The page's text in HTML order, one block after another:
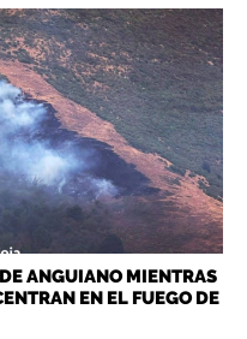
ANGUIANO MIENTRAS
EN EL FUEGO DE